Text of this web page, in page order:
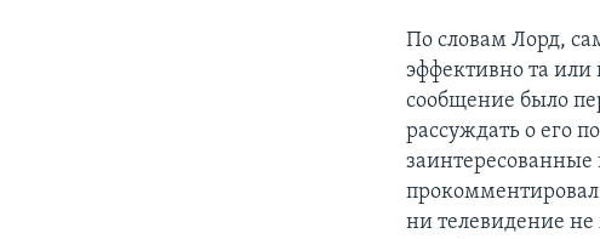
По словам Лорд,
эффективно та или
сообщение было
рассуждать о его
заинтересованные
прокомментировал
ни телевидение не